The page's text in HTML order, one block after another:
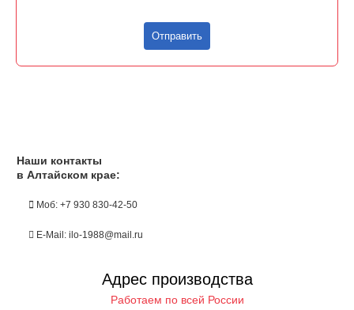
Отправить
Наши контакты
в Алтайском крае:
Моб: +7 930 830-42-50
E-Mail: ilo-1988@mail.ru
Адрес производства
Работаем по всей России